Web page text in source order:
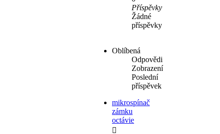
Příspěvky
Žádné
příspěvky
Oblíbená
Odpovědi
Zobrazení
Poslední
příspěvek
mikrospínač
zámku
octávie